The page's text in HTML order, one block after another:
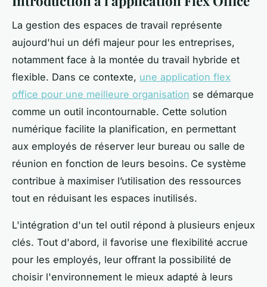
La gestion des espaces de travail représente
aujourd'hui un défi majeur pour les entreprises,
notamment face à la montée du travail hybride et
flexible. Dans ce contexte, une application flex
office pour une meilleure organisation se démarque
comme un outil incontournable. Cette solution
numérique facilite la planification, en permettant
aux employés de réserver leur bureau ou salle de
réunion en fonction de leurs besoins. Ce système
contribue à maximiser l’utilisation des ressources
tout en réduisant les espaces inutilisés.
L'intégration d'un tel outil répond à plusieurs enjeux
clés. Tout d'abord, il favorise une flexibilité accrue
pour les employés, leur offrant la possibilité de
choisir l'environnement le mieux adapté à leurs